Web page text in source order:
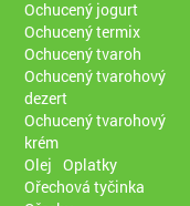
Ochucený jogurt
Ochucený termix
Ochucený tvaroh
Ochucený tvarohový
dezert
Ochucený tvarohový
krém
Olej Oplatky
Ořechová tyčinka